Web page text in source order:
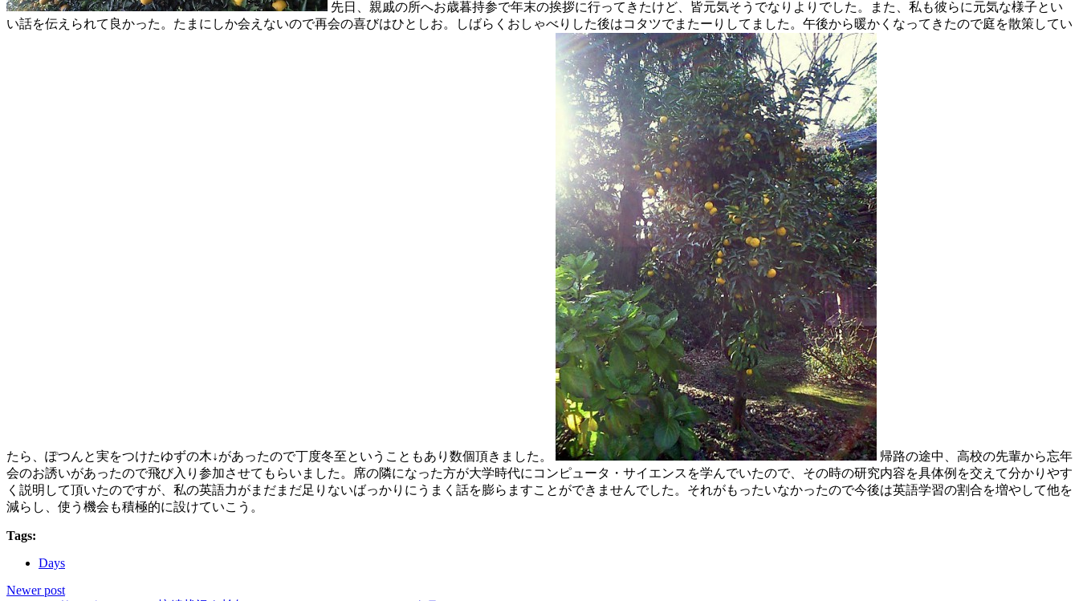
先日、親戚の所へお歳暮持参で年末の挨拶に行ってきたけど、皆元気そうでなりよりでした。また、私も彼らに元気な様子とい
い話を伝えられて良かった。たまにしか会えないので再会の喜びはひとしお。しばらくおしゃべりした後はコタツでまたーりしてました。午後から暖かくなってきたので庭を散策してい
たら、ぽつんと実をつけたゆずの木↓があったので丁度冬至ということもあり数個頂きました。
帰路の途中、高校の先輩から忘年
会のお誘いがあったので飛び入り参加させてもらいました。席の隣になった方が大学時代にコンピュータ・サイエンスを学んでいたので、その時の研究内容を具体例を交えて分かりやす
く説明して頂いたのですが、私の英語力がまだまだ足りないばっかりにうまく話を膨らますことができませんでした。それがもったいなかったので今後は英語学習の割合を増やして他を
減らし、使う機会も積極的に設けていこう。
Tags:
Days
Newer post